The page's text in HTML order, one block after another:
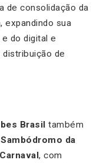
de consolidação da
expandindo sua
do digital e
de
Brasil também
Sambódromo da
Carnaval, com